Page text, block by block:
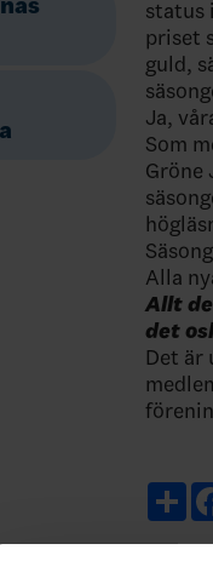
status
priset
guld,
Ja,
Som
Gröne
Alla
Allt
det
Det är